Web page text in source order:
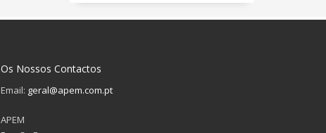
Os Nossos Contactos
Email: geral@apem.com.pt
APEM